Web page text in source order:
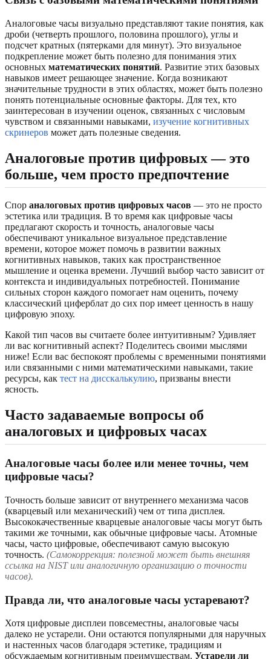
Аналоговые часы визуально представляют такие понятия, как
дроби (четверть прошлого, половина прошлого), углы и
подсчет кратных (пятерками для минут). Это визуальное
подкрепление может быть полезно для понимания этих
основных математических понятий. Развитие этих базовых
навыков имеет решающее значение. Когда возникают
значительные трудности в этих областях, может быть полезно
понять потенциальные основные факторы. Для тех, кто
заинтересован в изучении оценок, связанных с числовым
чувством и связанными навыками, изучение когнитивных
скринеров может дать полезные сведения.
Аналоговые против цифровых — это
больше, чем просто предпочтение
Спор аналоговых против цифровых часов — это не просто
эстетика или традиция. В то время как цифровые часы
предлагают скорость и точность, аналоговые часы
обеспечивают уникальное визуальное представление
времени, которое может помочь в развитии важных
когнитивных навыков, таких как пространственное
мышление и оценка времени. Лучший выбор часто зависит от
контекста и индивидуальных потребностей. Понимание
сильных сторон каждого помогает нам оценить, почему
классический циферблат до сих пор имеет ценность в нашу
цифровую эпоху.
Какой тип часов вы считаете более интуитивным? Удивляет
ли вас когнитивный аспект? Поделитесь своими мыслями
ниже! Если вас беспокоят проблемы с временными понятиями
или связанными с ними математическими навыками, такие
ресурсы, как тест на дисскалькулию, призваны внести
ясность.
Часто задаваемые вопросы об
аналоговых и цифровых часах
Аналоговые часы более или менее точны, чем
цифровые часы?
Точность больше зависит от внутреннего механизма часов
(кварцевый или механический) чем от типа дисплея.
Высококачественные кварцевые аналоговые часы могут быть
такими же точными, как обычные цифровые часы. Атомные
часы, часто цифровые, обеспечивают самую высокую
точность. (Самокоррекция: полезной может быть внешняя
ссылка на NIST или аналогичную организацию о точности
часов).
Правда ли, что аналоговые часы устаревают?
Хотя цифровые дисплеи повсеместны, аналоговые часы
далеко не устарели. Они остаются популярными для наручных
и настенных часов благодаря эстетике, традициям и
обсуждаемым когнитивным преимуществам. Устарели ли